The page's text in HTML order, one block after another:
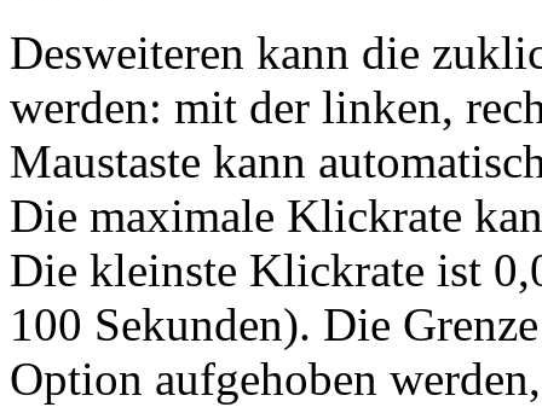
Desweiteren kann die
werden: mit der linken,
Maustaste kann
Die maximale Klickrate
Die kleinste Klickrate ist
100 Sekunden). Die
Option aufgehoben